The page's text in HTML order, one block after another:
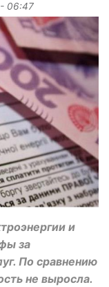
- 06:47
и
за
По сравнению
не выросла.